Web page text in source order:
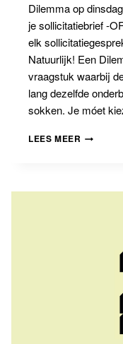
Dilemma op
je sollicitatiebrief -
elk
Natuurlijk! Een
vraagstuk waarbij
lang dezelfde
sokken. Je móet
LEES MEER
DINSDAG